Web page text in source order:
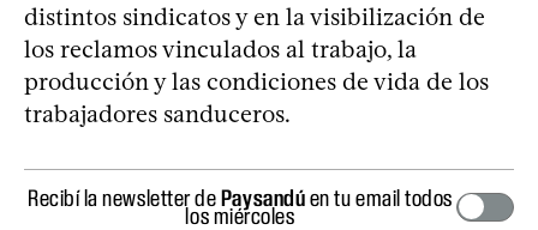
distintos sindicatos y en la visibilización de
los reclamos vinculados al trabajo, la
producción y las condiciones de vida de los
trabajadores sanduceros.
Recibí la newsletter dePaysandúen tu email todos
los miércoles